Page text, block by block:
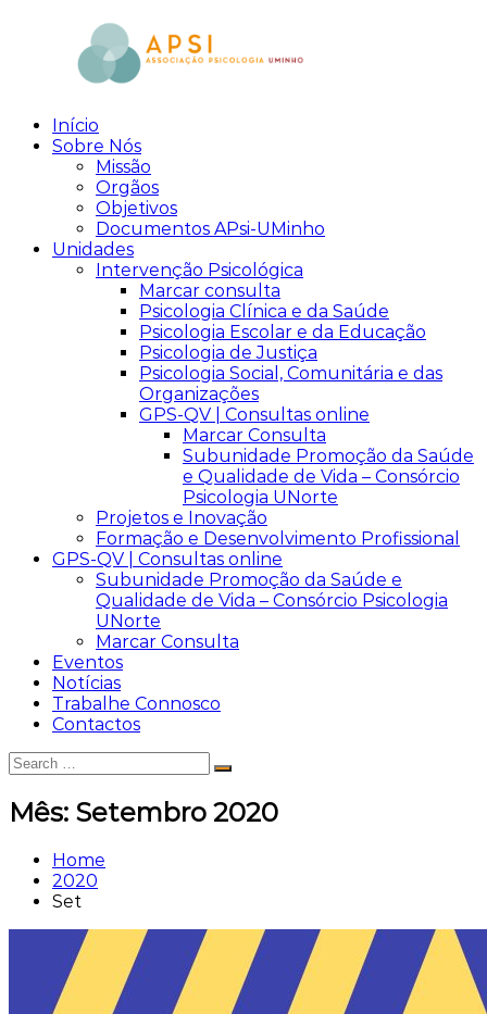
content
aPsi
Associação
Psicologia
Início
Sobre Nós
Missão
Orgãos
Objetivos
Documentos APsi-UMinho
Unidades
Intervenção Psicológica
Marcar consulta
Psicologia Clínica e da Saúde
Psicologia Escolar e da Educação
Psicologia de Justiça
Psicologia Social, Comunitária e das
Organizações
GPS-QV | Consultas online
Marcar Consulta
Subunidade Promoção da Saúde
e Qualidade de Vida – Consórcio
Psicologia UNorte
Projetos e Inovação
Formação e Desenvolvimento Profissional
GPS-QV | Consultas online
Subunidade Promoção da Saúde e
Qualidade de Vida – Consórcio Psicologia
UNorte
Marcar Consulta
Eventos
Notícias
Trabalhe Connosco
Contactos
Search
for:
Search
Mês: Setembro 2020
Home
2020
Set